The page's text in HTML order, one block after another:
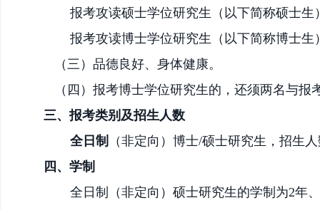
报考攻读硕士学位研究生（以下简称硕士生
报考攻读博士学位研究生（以下简称博士
（三）品德良好、身体健康。
（四） 报考博士学位研究生的，还须两名与报
三、报考类别及招生人数
全日制
（非定向）博士/硕士研究生，招生
四、学制
全日制（非定向） 硕士研究生的学制为2年